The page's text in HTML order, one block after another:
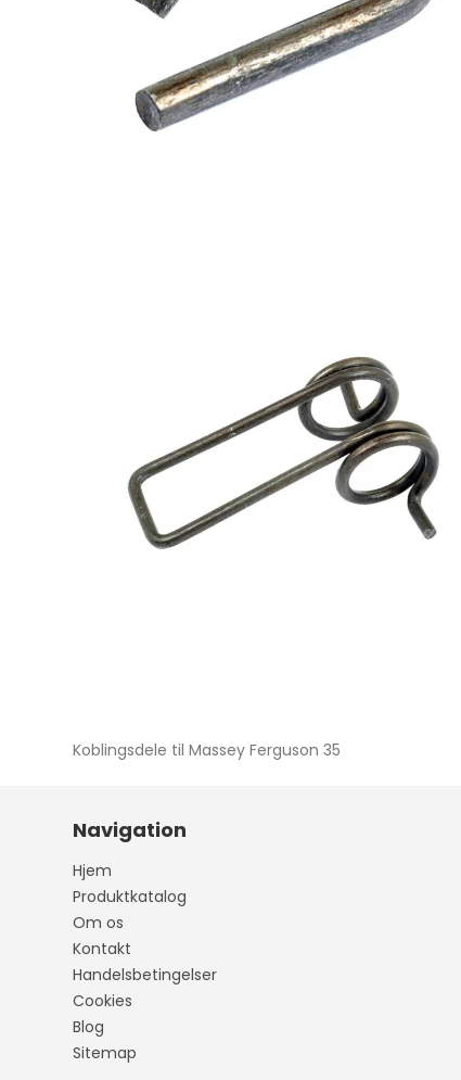
Koblingsdele til Massey Ferguson 35
Navigation
Hjem
Produktkatalog
Om os
Kontakt
Handelsbetingelser
Cookies
Blog
Sitemap